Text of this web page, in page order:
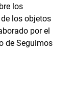
los
los objetos
por el
de Seguimos